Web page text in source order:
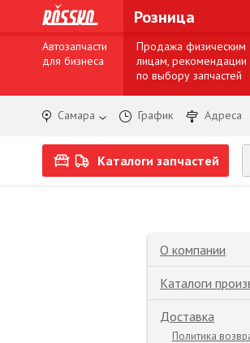
Розница
Автозапчасти
для бизнеса
Продажа физическим
лицам, рекомендации
по выбору запчастей
Самара График Адреса
Каталоги запчастей
О компании
Каталоги
Доставка
Политика